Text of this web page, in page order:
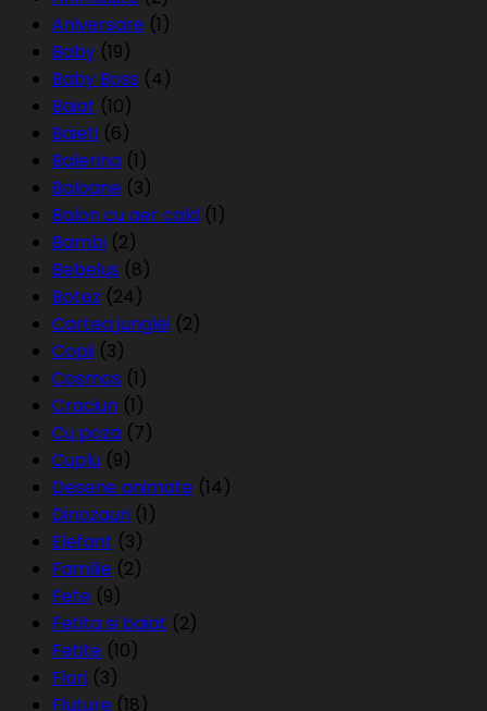
Aniversare (1)
Baby (19)
Baby Boss (4)
Baiat (10)
Baieti (6)
Balerina (1)
Baloane (3)
Balon cu aer cald (1)
Bambi (2)
Bebelus (8)
Botez (24)
Cartea junglei (2)
Copii (3)
Cosmos (1)
Craciun (1)
Cu poza (7)
Cuplu (9)
Desene animate (14)
Dinozauri (1)
Elefant (3)
Familie (2)
Fete (9)
Fetita si baiat (2)
Fetite (10)
Flori (3)
Fluture (18)